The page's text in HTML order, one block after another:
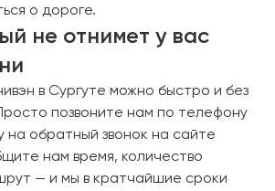
о дороге.
не отнимет у вас
в Сургуте можно быстро и без
позвоните нам по телефону
на обратный звонок на сайте
нам время, количество
— и мы в кратчайшие сроки